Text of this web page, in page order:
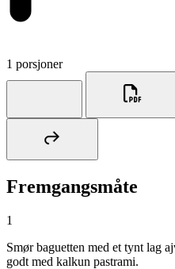
1 porsjoner
Fremgangsmåte
1
Smør baguetten med et tynt lag
godt med kalkun pastrami.